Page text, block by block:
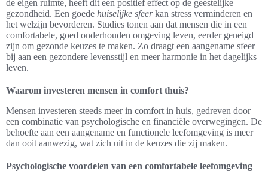
de eigen ruimte, heeft dit een positief effect op de geestelijke
gezondheid. Een goede huiselijke sfeerkan stress verminderen en
het welzijn bevorderen. Studies tonen aan dat mensen die in een
comfortabele, goed onderhouden omgeving leven, eerder geneigd
zijn om gezonde keuzes te maken. Zo draagt een aangename sfeer
bij aan een gezondere levensstijl en meer harmonie in het dagelijks
leven.
Waarom investeren mensen in comfort thuis?
Mensen investeren steeds meer in comfort in huis, gedreven door
een combinatie van psychologische en financiële overwegingen. De
behoefte aan een aangename en functionele leefomgeving is meer
dan ooit aanwezig, wat zich uit in de keuzes die zij maken.
Psychologische voordelen van een comfortabele leefomgeving